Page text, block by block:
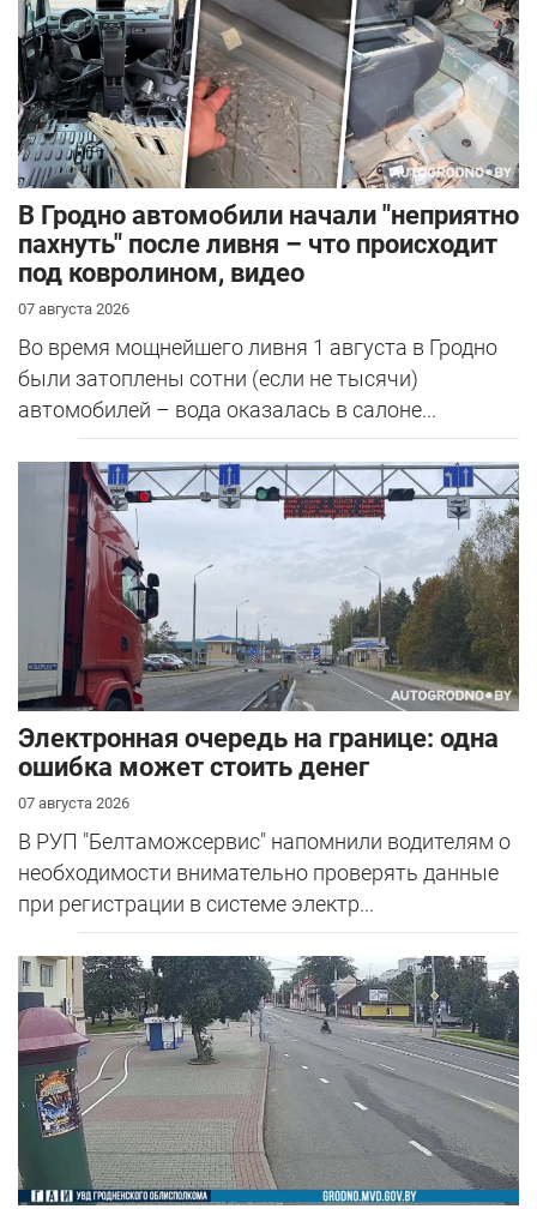
В Гродно автомобили начали "неприятно
пахнуть" после ливня – что происходит
под ковролином, видео
07 августа 2026
Во время мощнейшего ливня 1 августа в Гродно
были затоплены сотни (если не тысячи)
автомобилей – вода оказалась в салоне...
Электронная очередь на границе: одна
ошибка может стоить денег
07 августа 2026
В РУП "Белтаможсервис" напомнили водителям о
необходимости внимательно проверять данные
при регистрации в системе электр...